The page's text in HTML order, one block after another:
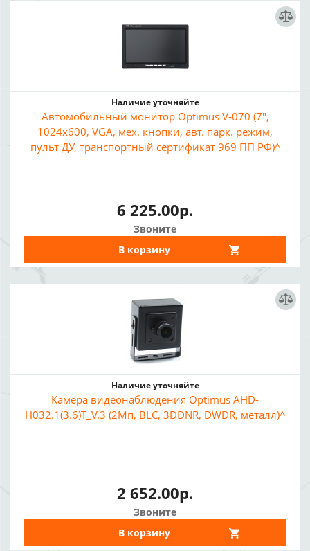
Наличие уточняйте
Автомобильный монитор Optimus V-070 (7",
1024x600, VGA, мех. кнопки, авт. парк. режим,
пульт ДУ, транспортный сертификат 969 ПП РФ)^
6 225.00р.
Звоните
В корзину
Наличие уточняйте
Камера видеонаблюдения Optimus AHD-
H032.1(3.6)T_V.3 (2Мп, BLC, 3DDNR, DWDR, металл)^
2 652.00р.
Звоните
В корзину